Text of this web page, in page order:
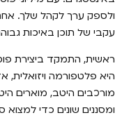
ולספק ערך לקהל שלך.
עקבי של תוכן באיכות
ראשית, התמקד ביצירת
היא פלטפורמה ויזואלית,
מורכבים היטב, מוארים
ומסננים שונים כדי